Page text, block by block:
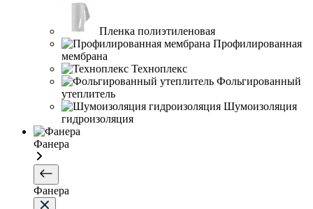
Пленка полиэтиленовая
Профилированная
мембрана
Техноплекс
Фольгированный
утеплитель
Шумоизоляция
гидроизоляция
Фанера
Фанера